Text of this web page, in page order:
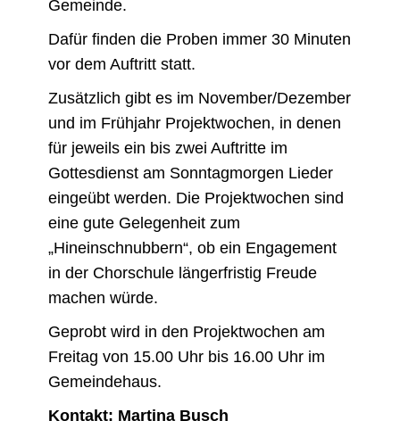
Gemeinde.
Dafür finden die Proben immer 30 Minuten
vor dem Auftritt statt.
Zusätzlich gibt es im November/Dezember
und im Frühjahr Projektwochen, in denen
für jeweils ein bis zwei Auftritte im
Gottesdienst am Sonntagmorgen Lieder
eingeübt werden. Die Projektwochen sind
eine gute Gelegenheit zum
„Hineinschnubbern“, ob ein Engagement
in der Chorschule längerfristig Freude
machen würde.
Geprobt wird in den Projektwochen am
Freitag von 15.00 Uhr bis 16.00 Uhr im
Gemeindehaus.
Kontakt: Martina Busch